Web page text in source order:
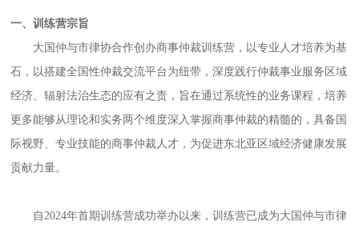
一、训练营宗旨
大国仲与市律协合作创办商事仲裁训练营，以专业人才培养为基
石，以搭建全国性仲裁交流平台为纽带，深度践行仲裁事业服务区域
经济、辐射法治生态的应有之责，旨在通过系统性的业务课程，培养
更多能够从理论和实务两个维度深入掌握商事仲裁的精髓的，具备国
际视野、专业技能的商事仲裁人才，为促进东北亚区域经济健康发展
贡献力量。
自2024年首期训练营成功举办以来，训练营已成为大国仲与市律